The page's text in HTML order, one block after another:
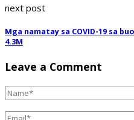
next post
Mga namatay sa COVID-19 sa
4.3M
Leave a Comment